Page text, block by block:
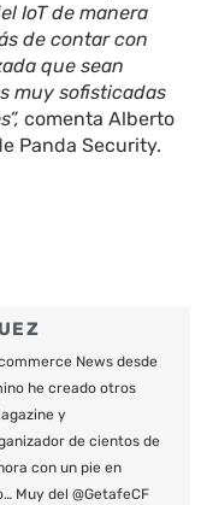
IoT de manera
de contar con
que sean
muy sofisticadas
comenta Alberto
Panda Security.
News desde
he creado otros
y
de cientos de
con un pie en
Muy del @GetafeCF